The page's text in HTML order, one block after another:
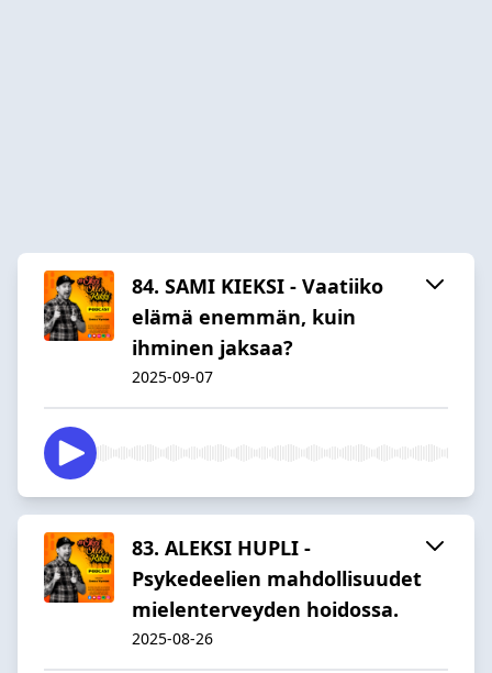
84. SAMI KIEKSI - Vaatiiko
elämä enemmän, kuin
ihminen jaksaa?
2025-09-07
83. ALEKSI HUPLI -
Psykedeelien mahdollisuudet
mielenterveyden hoidossa.
2025-08-26